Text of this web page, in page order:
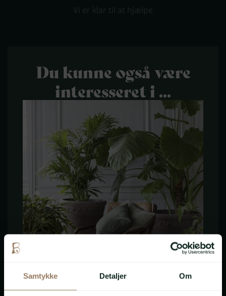
Samtykke Detaljer Om
Vi er klar til at hjælpe
Du kunne også være
interesseret i ...